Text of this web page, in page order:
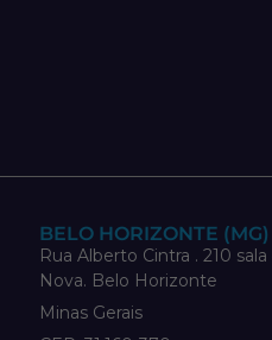
BELO HORIZONTE (MG)
Rua Alberto Cintra . 210 sala
Nova. Belo Horizonte
Minas Gerais